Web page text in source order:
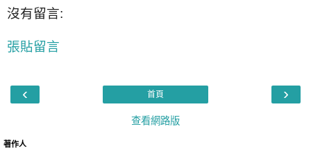
沒有留言:
張貼留言
‹ ›
首頁
查看網路版
著作人